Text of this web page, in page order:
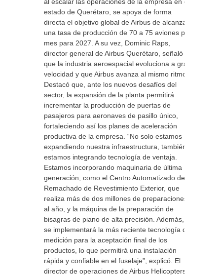
estado de Querétaro, se apoya de forma
directa el objetivo global de Airbus de alcanzar
una tasa de producción de 70 a 75 aviones por
mes para 2027. A su vez, Dominic Raps,
director general de Airbus Querétaro, señaló
que la industria aeroespacial evoluciona a gran
velocidad y que Airbus avanza al mismo ritmo.
Destacó que, ante los nuevos desafíos del
sector, la expansión de la planta permitirá
incrementar la producción de puertas de
pasajeros para aeronaves de pasillo único,
fortaleciendo así los planes de aceleración
productiva de la empresa. “No solo estamos
expandiendo nuestra infraestructura, también
estamos integrando tecnología de ventaja.
Estamos incorporando maquinaria de última
generación, como el Centro Automatizado de
Remachado de Revestimiento Exterior, que
realiza más de dos millones de preparaciones
al año, y la máquina de la preparación de
bisagras de piano de alta precisión. Además,
se implementará la más reciente tecnología de
medición para la aceptación final de los
productos, lo que permitirá una instalación
rápida y confiable en el fuselaje”, explicó. El
director de operaciones de Airbus Helicopters,